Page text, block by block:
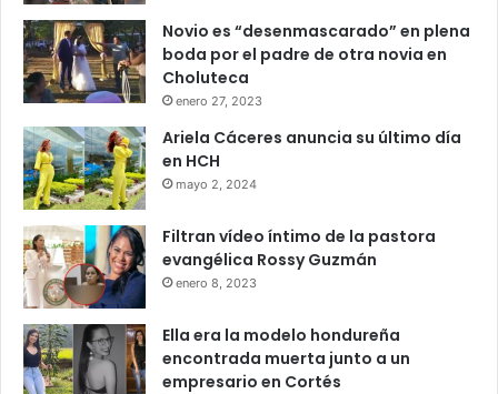
Novio es “desenmascarado” en plena
boda por el padre de otra novia en
Choluteca
enero 27, 2023
Ariela Cáceres anuncia su último día
en HCH
mayo 2, 2024
Filtran vídeo íntimo de la pastora
evangélica Rossy Guzmán
enero 8, 2023
Ella era la modelo hondureña
encontrada muerta junto a un
empresario en Cortés